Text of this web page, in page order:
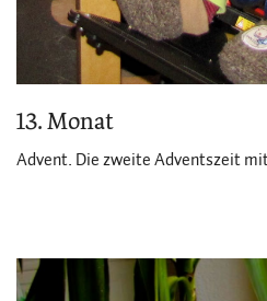
13. Monat
Advent. Die zweite Adventszeit